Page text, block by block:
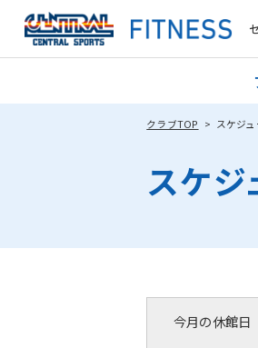
クラブTOP スケジ
スケジ
今月の休館日